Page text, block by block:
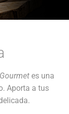
es una
Aporta a tus